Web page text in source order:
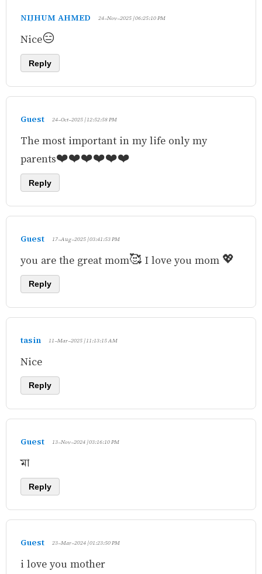
NIJHUM AHMED 24-Nov-2025 | 06:25:10 PM
Nice😑
Reply
Guest 24-Oct-2025 | 12:52:58 PM
The most important in my life only my
parents❤️❤️❤️❤️❤️❤️
Reply
Guest 17-Aug-2025 | 03:41:53 PM
you are the great mom🥰 I love you mom 💖
Reply
tasin 11-Mar-2025 | 11:13:15 AM
Nice
Reply
Guest 13-Nov-2024 | 03:16:10 PM
মা
Reply
Guest 23-Mar-2024 | 01:23:50 PM
i love you mother